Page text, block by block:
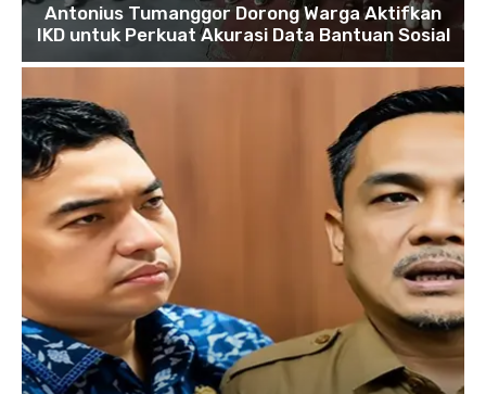
Antonius Tumanggor Dorong Warga Aktifkan
IKD untuk Perkuat Akurasi Data Bantuan Sosial